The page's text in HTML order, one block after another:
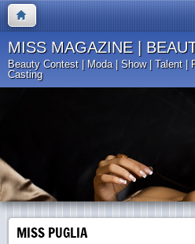
MISS MAGAZINE |
Beauty Contest | Moda | Show | Talent |
Casting
MISS PUGLIA